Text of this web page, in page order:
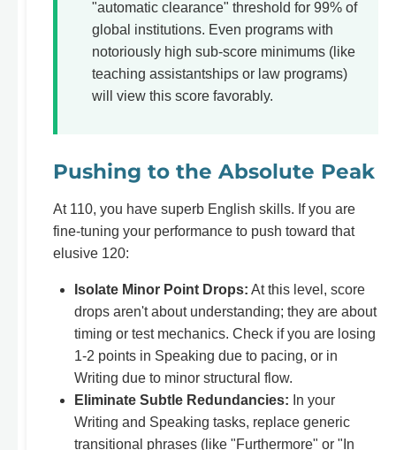
"automatic clearance" threshold for 99% of
global institutions. Even programs with
notoriously high sub-score minimums (like
teaching assistantships or law programs)
will view this score favorably.
Pushing to the Absolute Peak
At 110, you have superb English skills. If you are
fine-tuning your performance to push toward that
elusive 120:
Isolate Minor Point Drops: At this level, score
drops aren't about understanding; they are about
timing or test mechanics. Check if you are losing
1-2 points in Speaking due to pacing, or in
Writing due to minor structural flow.
Eliminate Subtle Redundancies: In your
Writing and Speaking tasks, replace generic
transitional phrases (like "Furthermore" or "In